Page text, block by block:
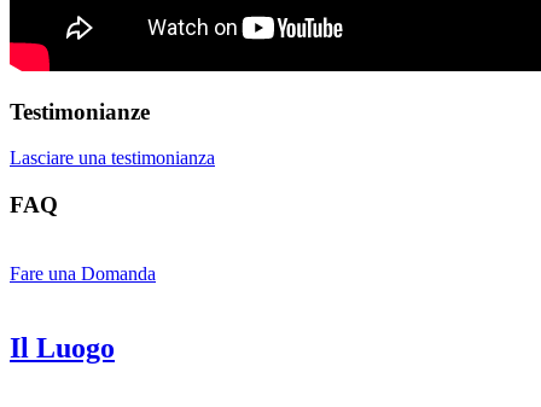
Testimonianze
Lasciare una testimonianza
FAQ
Fare una Domanda
Il Luogo